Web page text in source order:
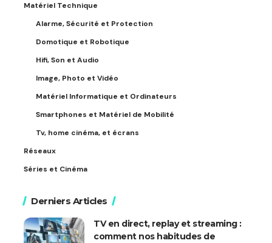
Matériel Technique
Alarme, Sécurité et Protection
Domotique et Robotique
Hifi, Son et Audio
Image, Photo et Vidéo
Matériel Informatique et Ordinateurs
Smartphones et Matériel de Mobilité
Tv, home cinéma, et écrans
Réseaux
Séries et Cinéma
Derniers Articles
TV en direct, replay et streaming :
comment nos habitudes de